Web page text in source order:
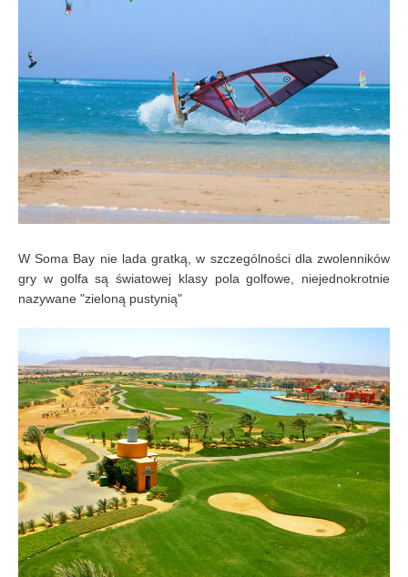
W Soma Bay nie lada gratką, w szczególności dla zwolenników
gry w golfa są światowej klasy pola golfowe, niejednokrotnie
nazywane "zieloną pustynią"